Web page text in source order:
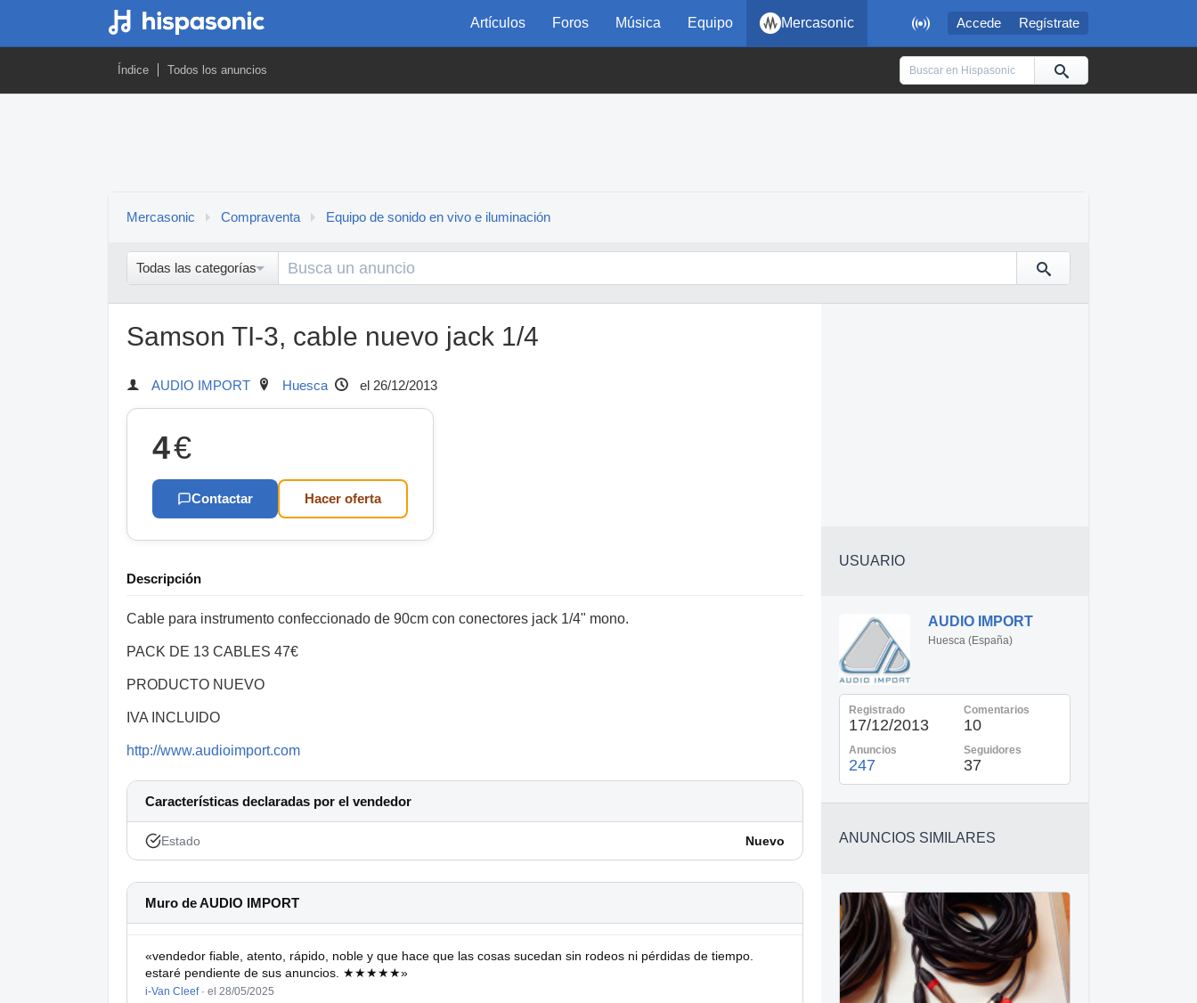
 Accede Regístrate
Artículos Foros Música Equipo Mercasonic
Índice Todos los anuncios
Mercasonic Compraventa Equipo de sonido en vivo e iluminación
Todas las categorías
Samson TI-3, cable nuevo jack 1/4
AUDIO IMPORT Huesca el 26/12/2013
4€
Contactar Hacer oferta
Descripción
Cable para instrumento confeccionado de 90cm con conectores jack 1/4" mono.
PACK DE 13 CABLES 47€
PRODUCTO NUEVO
IVA INCLUIDO
http://www.audioimport.com
Características declaradas por el vendedor
Estado Nuevo
Muro de AUDIO IMPORT
«vendedor fiable, atento, rápido, noble y que hace que las cosas sucedan sin rodeos ni pérdidas de tiempo.
estaré pendiente de sus anuncios. ★★★★★»
i-Van Cleef· el 28/05/2025
USUARIO
AUDIO IMPORT
Huesca (España)
Registrado
17/12/2013
Comentarios
10
Anuncios
247
Seguidores
37
ANUNCIOS SIMILARES